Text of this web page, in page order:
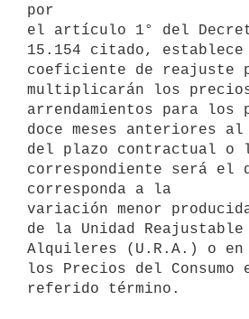
por
el artículo 1° del
15.154 citado,
coeficiente de reajuste
multiplicarán los
arrendamientos para los
doce meses anteriores al
del plazo contractual o
correspondiente será el
corresponda a la
variación menor
de la Unidad Reajustable
Alquileres (U.R.A.) o
los Precios del Consumo
referido término.